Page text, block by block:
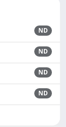
ND
ND
ND
ND